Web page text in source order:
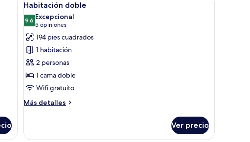
todas
las
fotos
de
Habitación
doble
2
Habitación doble
9.69.6 de 10
Excepcional
5 opiniones
(5
opiniones)
194 pies cuadrados
1 habitación
2 personas
1 cama doble
Wifi gratuito
Más detalles
Más
doble
Ver precio